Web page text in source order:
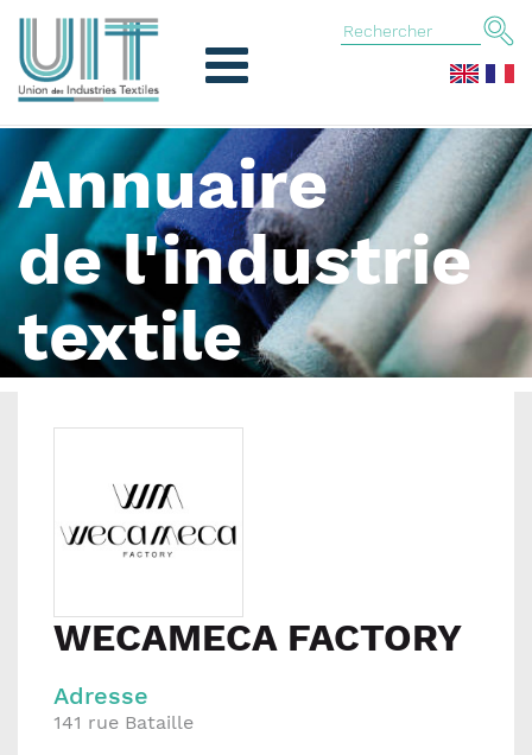
Annuaire
de l'industrie
textile
WECAMECA FACTORY
Adresse
141 rue Bataille